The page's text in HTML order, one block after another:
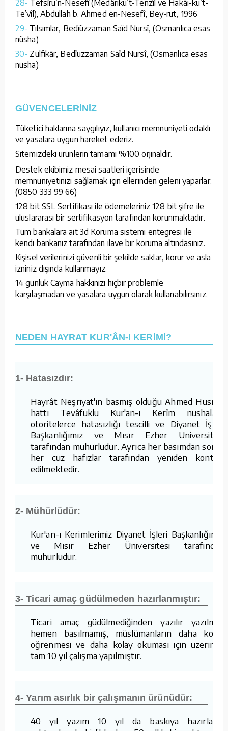
28-
Tefsîru’n-Nesefî (Medârikü’t-Tenzîl ve Hakāi-ku’t-
Te’vîl), Abdullah b. Ahmed en-Nesefî, Bey-rut, 1996
29- Tılsımlar, Bedîüzzaman Saîd Nursî, (Osmanlıca esas
nüsha)
30- Zülfikār, Bedîüzzaman Saîd Nursî, (Osmanlıca esas
nüsha)
GÜVENCELERİNİZ
Tüketici haklarına saygılıyız, kullanıcı memnuniyeti odaklı
ve yasalara uygun hareket ederiz.
Sitemizdeki ürünlerin tamamı %100 orjinaldir.
Destek ekibimiz mesai saatleri içerisinde
memnuniyetinizi sağlamak için ellerinden geleni yaparlar.
(0850 333 99 66)
128 bit SSL Sertifikası ile ödemeleriniz 128 bit şifre ile
uluslararası bir sertifikasyon tarafından korunmaktadır.
Tüm bankalara ait 3d Koruma sistemi entegresi ile
kendi bankanız tarafından ilave bir koruma altındasınız.
Kişisel verilerinizi güvenli bir şekilde saklar, korur ve asla
izniniz dışında kullanmayız.
14 günlük Cayma hakkınızı hiçbir problemle
karşılaşmadan ve yasalara uygun olarak kullanabilirsiniz.
NEDEN HAYRAT KUR'ÂN-I KERİMİ?
1- Hatasızdır:
Hayrât Neşriyat'ın basmış olduğu Ahmed Hüsrev
hattı Tevâfuklu Kur'an-ı Kerîm nüshaları,
otoritelerce hatasızlığı tescilli ve Diyanet İşleri
Başkanlığımız ve Mısır Ezher Üniversitesi
tarafından mühürlüdür. Ayrıca her basımdan sonra
her cüz hafızlar tarafından yeniden kontrol
edilmektedir.
2- Mühürlüdür:
Kur'an-ı Kerimlerimiz Diyanet İşleri Başkanlığımız
ve Mısır Ezher Üniversitesi tarafından
mühürlüdür.
3- Ticari amaç güdülmeden hazırlanmıştır:
Ticari amaç güdülmediğinden yazılır yazılmaz
hemen basılmamış, müslümanların daha kolay
öğrenmesi ve daha kolay okuması için üzerinde
tam 10 yıl çalışma yapılmıştır.
4- Yarım asırlık bir çalışmanın ürünüdür:
40 yıl yazım 10 yıl da baskıya hazırlama